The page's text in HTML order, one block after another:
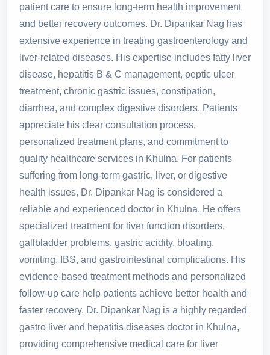
patient care to ensure long-term health improvement
and better recovery outcomes. Dr. Dipankar Nag has
extensive experience in treating gastroenterology and
liver-related diseases. His expertise includes fatty liver
disease, hepatitis B & C management, peptic ulcer
treatment, chronic gastric issues, constipation,
diarrhea, and complex digestive disorders. Patients
appreciate his clear consultation process,
personalized treatment plans, and commitment to
quality healthcare services in Khulna. For patients
suffering from long-term gastric, liver, or digestive
health issues, Dr. Dipankar Nag is considered a
reliable and experienced doctor in Khulna. He offers
specialized treatment for liver function disorders,
gallbladder problems, gastric acidity, bloating,
vomiting, IBS, and gastrointestinal complications. His
evidence-based treatment methods and personalized
follow-up care help patients achieve better health and
faster recovery. Dr. Dipankar Nag is a highly regarded
gastro liver and hepatitis diseases doctor in Khulna,
providing comprehensive medical care for liver